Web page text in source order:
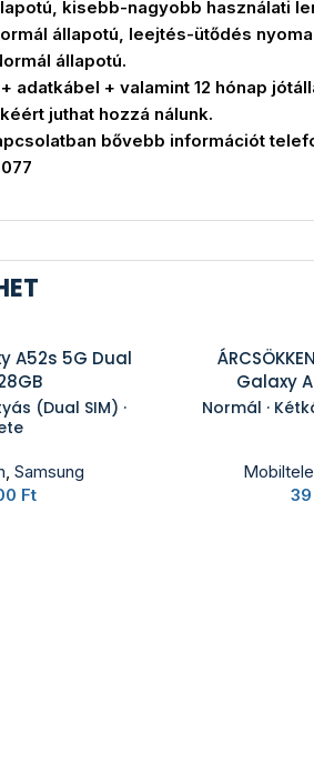
kisebb-nagyobb használati
állapotú, leejtés-ütődés
állapotú.
adatkábel + valamint 12 hónap
juthat hozzá nálunk.
bővebb információt
A52s 5G Dual
(Dual SIM) ·
,Samsung
Ft
Galaxy
Normál ·